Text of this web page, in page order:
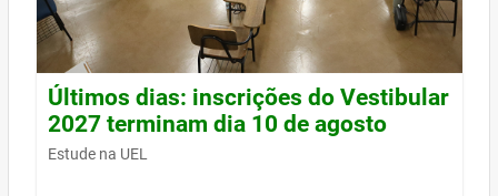
Últimos dias: inscrições do Vestibular
2027 terminam dia 10 de agosto
Estude na UEL